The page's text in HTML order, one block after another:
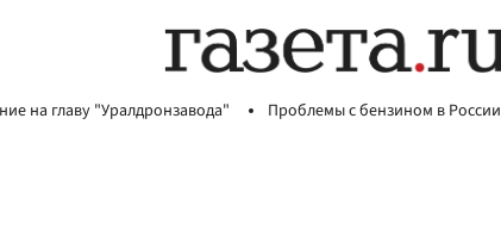
на главу "Уралдронзавода" Проблемы с бензином в России